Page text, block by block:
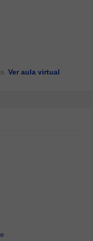
Ver aula virtual